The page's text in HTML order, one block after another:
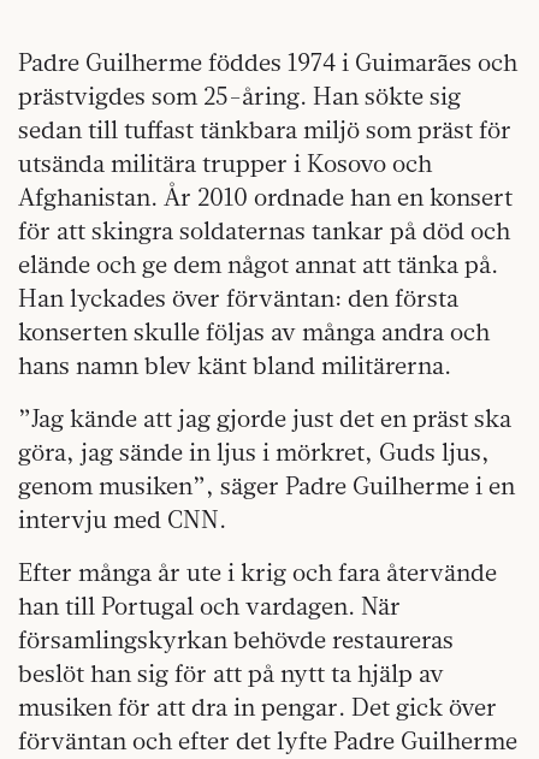
Padre Guilherme föddes 1974 i Guimarães och
prästvigdes som 25-åring. Han sökte sig
sedan till tuffast tänkbara miljö som präst för
utsända militära trupper i Kosovo och
Afghanistan. År 2010 ordnade han en konsert
för att skingra soldaternas tankar på död och
elände och ge dem något annat att tänka på.
Han lyckades över förväntan: den första
konserten skulle följas av många andra och
hans namn blev känt bland militärerna.
”Jag kände att jag gjorde just det en präst ska
göra, jag sände in ljus i mörkret, Guds ljus,
genom musiken”, säger Padre Guilherme i en
intervju med CNN.
Efter många år ute i krig och fara återvände
han till Portugal och vardagen. När
församlingskyrkan behövde restaureras
beslöt han sig för att på nytt ta hjälp av
musiken för att dra in pengar. Det gick över
förväntan och efter det lyfte Padre Guilherme